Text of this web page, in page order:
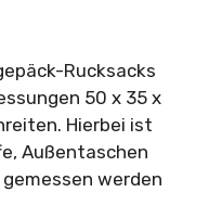
Rucksacks
50 x 35 x
Hierbei ist
Außentaschen
werden